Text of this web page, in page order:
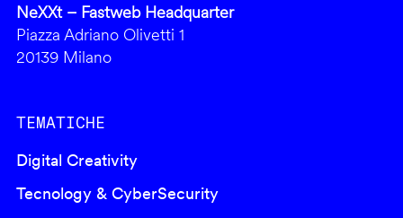
NeXXt – Fastweb Headquarter
Piazza Adriano Olivetti 1
20139 Milano
TEMATICHE
Digital Creativity
Tecnology & CyberSecurity